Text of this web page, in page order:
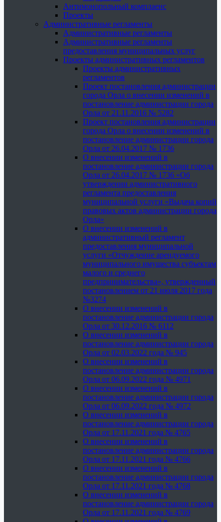
Антимонопольный комплаенс
Проекты
Административные регламенты
Административные регламенты
Административные регламенты
предоставления муниципальных услуг
Проекты административных регламентов
Проекты административных
регламентов
Проект постановления администрации
города Орла о внесении изменений в
постановление администрации города
Орла от 21.11.2016 № 5282
Проект постановления администрации
города Орла о внесении изменений в
постановление администрации города
Орла от 26.04.2017 № 1736
О внесении изменений в
постановление администрации города
Орла от 26.04.2017 № 1736 «Об
утверждении административного
регламента предоставления
муниципальной услуги «Выдача копий
правовых актов администрации города
Орла»
О внесении изменений в
административный регламент
предоставления муниципальной
услуги «Отчуждение арендуемого
муниципального имущества субъектам
малого и среднего
предпринимательства», утвержденный
постановлением от 21 июля 2017 года
№3274
О внесении изменений в
постановление администрации города
Орла от 30.12.2016 № 6112
О внесении изменений в
постановление администрации города
Орла от 02.03.2022 года № 945
О внесении изменений в
постановление администрации города
Орла от 06.09.2022 года № 4971
О внесении изменений в
постановление администрации города
Орла от 06.09.2022 года № 4972
О внесении изменений в
постановление администрации города
Орла от 17.11.2021 года № 4765
О внесении изменений в
постановление администрации города
Орла от 17.11.2021 года № 4766
О внесении изменений в
постановление администрации города
Орла от 17.11.2021 года № 4768
О внесении изменений в
постановление администрации города
Орла от 17.11.2021 года № 4769